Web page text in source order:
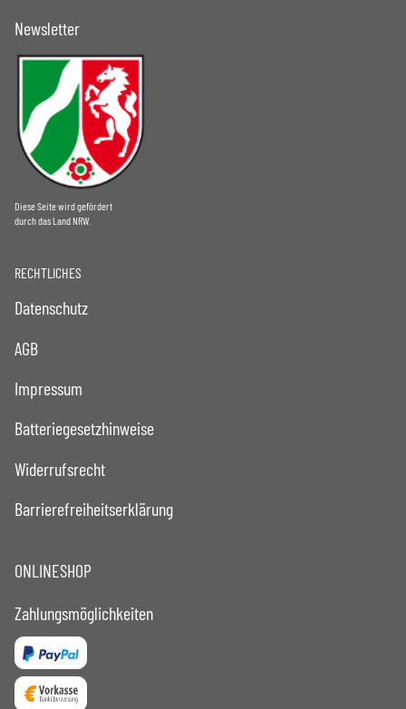
Newsletter
Diese Seite wird gefördert
durch das Land NRW.
RECHTLICHES
Datenschutz
AGB
Impressum
Batteriegesetzhinweise
Widerrufsrecht
Barrierefreiheitserklärung
ONLINESHOP
Zahlungsmöglichkeiten